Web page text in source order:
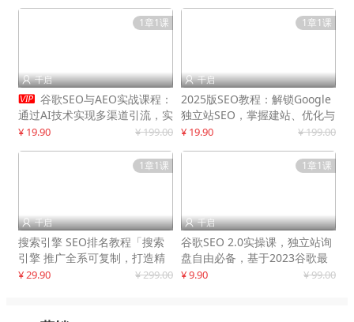
1章1课
 千启
 谷歌SEO与AEO实战课程：
通过AI技术实现多渠道引流，实
现网站流量增长300%
¥ 19.90 ¥ 199.00
1章1课
 千启
2025版SEO教程：解锁Google
独立站SEO，掌握建站、优化与
变现技巧
¥ 19.90 ¥ 199.00
1章1课
 千启
搜索引擎 SEO排名教程「搜索
引擎 推广全系可复制，打造精
准被动流量系统
¥ 29.90 ¥ 299.00
1章1课
 千启
谷歌SEO 2.0实操课，独立站询
盘自由必备，基于2023谷歌最
新算法录制
¥ 9.90 ¥ 99.00